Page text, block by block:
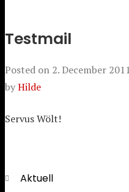
Testmail
Posted on 2. December 2011
byHilde
Servus Wölt!
Categories
Aktuell